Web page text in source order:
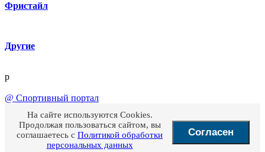
Фристайл
Другие
p
@ Спортивный портал
На сайте используются Cookies.
Продолжая пользоваться сайтом, вы
соглашаетесь с Политикой обработки
персональных данных
Согласен